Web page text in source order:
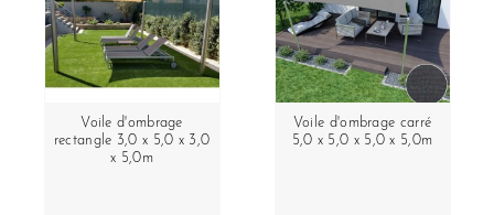
Voile d'ombrage
rectangle 3,0 x 5,0 x 3,0
x 5,0m
Voile d'ombrage carré
5,0 x 5,0 x 5,0 x 5,0m